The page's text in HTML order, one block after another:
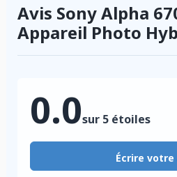
Avis Sony Alpha
Appareil Photo
0.0sur 5 étoiles
Écrire votre